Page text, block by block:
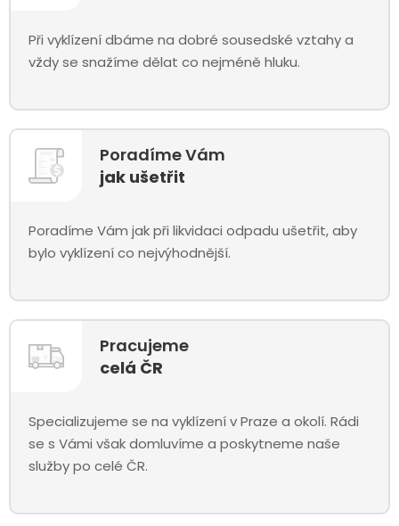
Při vyklízení dbáme na dobré sousedské vztahy a
vždy se snažíme dělat co nejméně hluku.
Poradíme Vám
jak ušetřit
Poradíme Vám jak při likvidaci odpadu ušetřit, aby
bylo vyklízení co nejvýhodnější.
Pracujeme
celá ČR
Specializujeme se na vyklízení v Praze a okolí. Rádi
se s Vámi však domluvíme a poskytneme naše
služby po celé ČR.